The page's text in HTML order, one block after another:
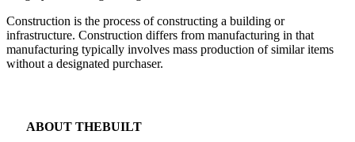
Construction is the process of constructing a building or
infrastructure. Construction differs from manufacturing in that
manufacturing typically involves mass production of similar items
without a designated purchaser.
ABOUT THEBUILT